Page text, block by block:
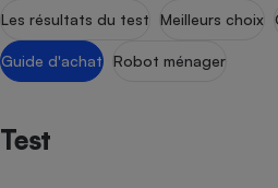
Les résultats du test Meilleurs choix
Guide d'achat Robot ménager
Test